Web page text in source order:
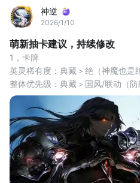
神逆
2026/1/10
萌新抽卡建议，持续修改
1，卡牌
英灵稀有度：典藏＞绝（神魔也是
整体优先级：典藏＞国风/联动（
说明：
典藏/联动/国风：只能从专池抽
神魔：和正常的绝卡一样，可以从
歪
版本更新后，部分英灵可以通过蚀
卡，节省资源，如封铃笙、星占贤
2，抽卡建议（不提已绝版卡）：